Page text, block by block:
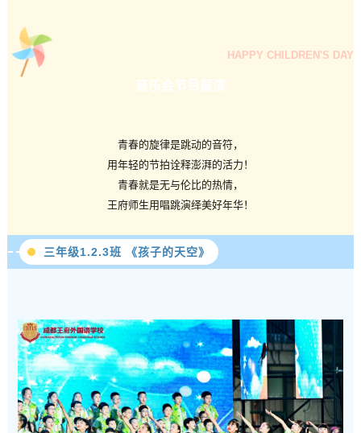
HAPPY CHILDREN'S DAY
音乐会节目展演
青春的旋律是跳动的音符，
用年轻的节拍诠释澎湃的活力！
青春就是无与伦比的热情，
王府师生用唱跳演绎美好年华！
三年级1.2.3班 《孩子的天空》